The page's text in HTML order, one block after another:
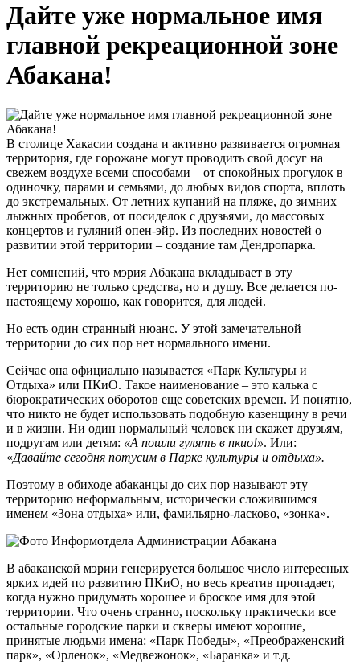
Дайте уже нормальное имя
главной рекреационной зоне
Абакана!
В столице Хакасии создана и активно развивается огромная
территория, где горожане могут проводить свой досуг на
свежем воздухе всеми способами – от спокойных прогулок в
одиночку, парами и семьями, до любых видов спорта, вплоть
до экстремальных. От летних купаний на пляже, до зимних
лыжных пробегов, от посиделок с друзьями, до массовых
концертов и гуляний опен-эйр. Из последних новостей о
развитии этой территории – создание там Дендропарка.
Нет сомнений, что мэрия Абакана вкладывает в эту
территорию не только средства, но и душу. Все делается по-
настоящему хорошо, как говорится, для людей.
Но есть один странный нюанс. У этой замечательной
территории до сих пор нет нормального имени.
Сейчас она официально называется «Парк Культуры и
Отдыха» или ПКиО. Такое наименование – это калька с
бюрократических оборотов еще советских времен. И понятно,
что никто не будет использовать подобную казенщину в речи
и в жизни. Ни один нормальный человек ни скажет друзьям,
подругам или детям: «А пошли гулять в пкио!». Или:
«Давайте сегодня потусим в Парке культуры и отдыха».
Поэтому в обиходе абаканцы до сих пор называют эту
территорию неформальным, исторически сложившимся
именем «Зона отдыха» или, фамильярно-ласково, «зонка».
В абаканской мэрии генерируется большое число интересных
ярких идей по развитию ПКиО, но весь креатив пропадает,
когда нужно придумать хорошее и броское имя для этой
территории. Что очень странно, поскольку практически все
остальные городские парки и скверы имеют хорошие,
принятые людьми имена: «Парк Победы», «Преображенский
парк», «Орленок», «Медвежонок», «Баранка» и т.д.